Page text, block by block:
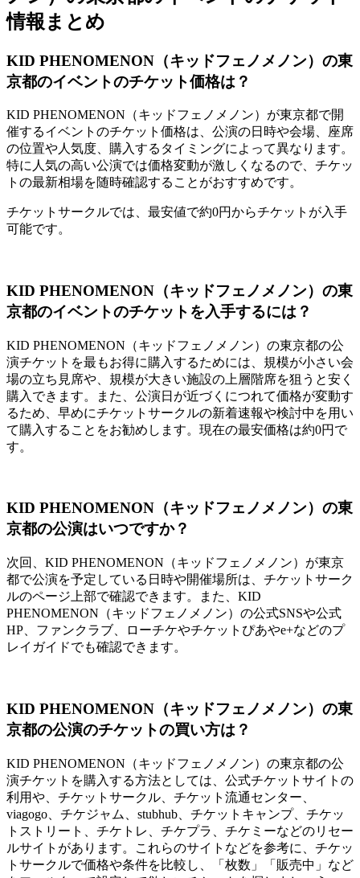
情報まとめ
KID PHENOMENON（キッドフェノメノン）の東
京都のイベントのチケット価格は？
KID PHENOMENON（キッドフェノメノン）が東京都で開
催するイベントのチケット価格は、公演の日時や会場、座席
の位置や人気度、購入するタイミングによって異なります。
特に人気の高い公演では価格変動が激しくなるので、チケッ
トの最新相場を随時確認することがおすすめです。
チケットサークルでは、最安値で約0円からチケットが入手
可能です。
KID PHENOMENON（キッドフェノメノン）の東
京都のイベントのチケットを入手するには？
KID PHENOMENON（キッドフェノメノン）の東京都の公
演チケットを最もお得に購入するためには、規模が小さい会
場の立ち見席や、規模が大きい施設の上層階席を狙うと安く
購入できます。また、公演日が近づくにつれて価格が変動す
るため、早めにチケットサークルの新着速報や検討中を用い
て購入することをお勧めします。現在の最安価格は約0円で
す。
KID PHENOMENON（キッドフェノメノン）の東
京都の公演はいつですか？
次回、KID PHENOMENON（キッドフェノメノン）が東京
都で公演を予定している日時や開催場所は、チケットサーク
ルのページ上部で確認できます。また、KID
PHENOMENON（キッドフェノメノン）の公式SNSや公式
HP、ファンクラブ、ローチケやチケットぴあやe+などのプ
レイガイドでも確認できます。
KID PHENOMENON（キッドフェノメノン）の東
京都の公演のチケットの買い方は？
KID PHENOMENON（キッドフェノメノン）の東京都の公
演チケットを購入する方法としては、公式チケットサイトの
利用や、チケットサークル、チケット流通センター、
viagogo、チケジャム、stubhub、チケットキャンプ、チケッ
トストリート、チケトレ、チケプラ、チケミーなどのリセー
ルサイトがあります。これらのサイトなどを参考に、チケッ
トサークルで価格や条件を比較し、「枚数」「販売中」など